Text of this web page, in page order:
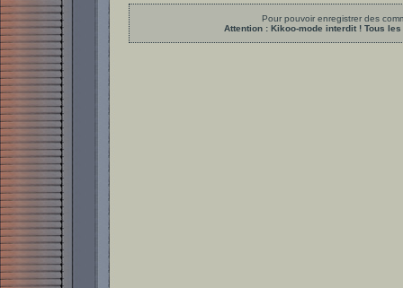
Pour pouvoir enregistrer des
Attention : Kikoo-mode interdit ! Tous